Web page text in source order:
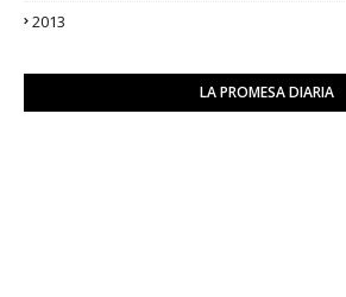
2013
LA PROMESA DIARIA